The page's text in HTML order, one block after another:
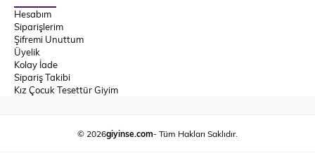
Hesabım
Siparişlerim
Şifremi Unuttum
Üyelik
Kolay İade
Sipariş Takibi
Kız Çocuk Tesettür Giyim
© 2026giyinse.com- Tüm Hakları Saklıdır.